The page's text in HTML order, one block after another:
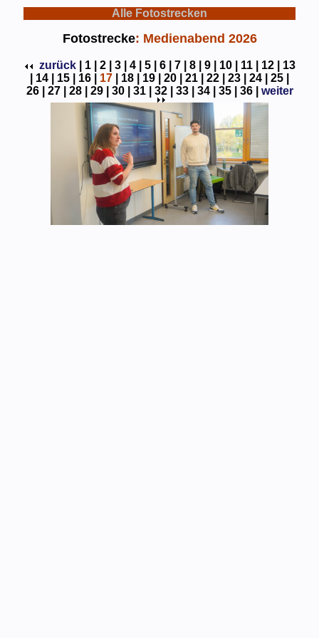
Alle Fotostrecken
Fotostrecke: Medienabend 2026
zurück 1 | 2 | 3 | 4 | 5 | 6 | 7 | 8 | 9 | 10 | 11 | 12 |
13
14 | 15 | 16 | 17 18 | 19 | 20 | 21 | 22 | 23 | 24 |
25 |
26 |
27 | 28 | 29 | 30 | 31 | 32 | 33 | 34 | 35 | 36 | weiter